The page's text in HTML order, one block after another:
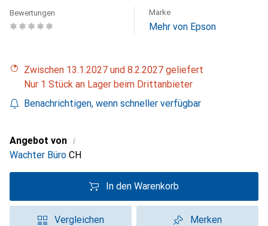
Bewertungen Marke
Mehr von Epson
Zwischen 13.1.2027 und 8.2.2027 geliefert
Nur 1 Stück an Lager beim Drittanbieter
Benachrichtigen, wenn schneller verfügbar
Angebot von i
Wachter Büro CH
In den Warenkorb
Vergleichen Merken